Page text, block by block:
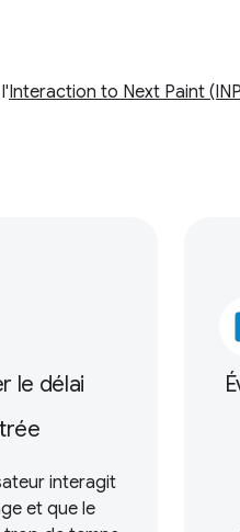
Interaction to Next Paint
le délai
interagit
et que le